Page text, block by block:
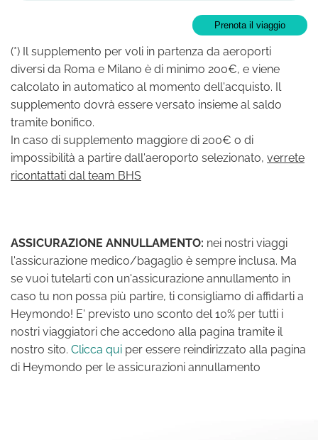
Prenota il viaggio
(*) Il supplemento per voli in partenza da aeroporti
diversi da Roma e Milano è di minimo 200€, e viene
calcolato in automatico al momento dell'acquisto. Il
supplemento dovrà essere versato insieme al saldo
tramite bonifico.
In caso di supplemento maggiore di 200€ o di
impossibilità a partire dall'aeroporto selezionato, verrete
ricontattati dal team BHS
ASSICURAZIONE ANNULLAMENTO: nei nostri viaggi
l'assicurazione medico/bagaglio è sempre inclusa. Ma
se vuoi tutelarti con un'assicurazione annullamento in
caso tu non possa più partire, ti consigliamo di affidarti a
Heymondo! E' previsto uno sconto del 10% per tutti i
nostri viaggiatori che accedono alla pagina tramite il
nostro sito. Clicca qui per essere reindirizzato alla pagina
di Heymondo per le assicurazioni annullamento